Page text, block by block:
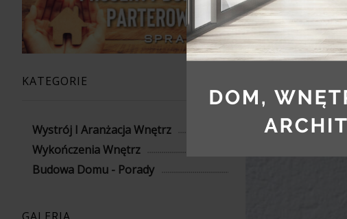
KATEGORIE
Wystrój I Aranżacja Wnętrz
Wykończenia Wnętrz
Budowa Domu - Porady
GALERIA